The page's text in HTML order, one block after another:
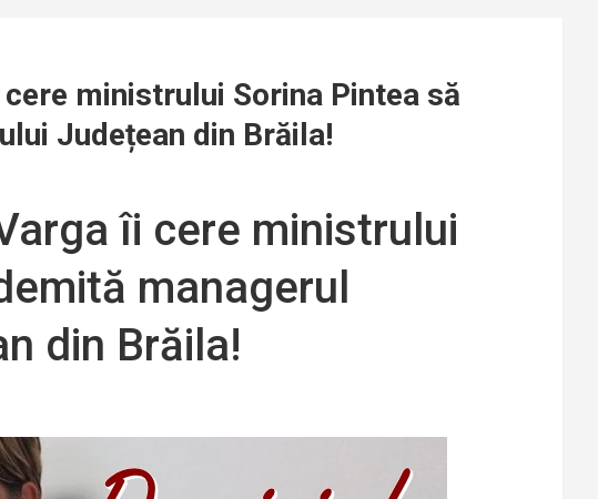
ministrului Sorina Pintea să
Județean din Brăila!
îi cere ministrului
managerul
din Brăila!